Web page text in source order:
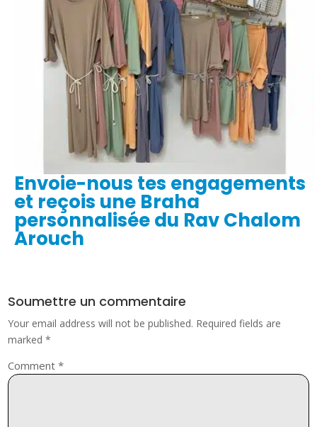
Envoie-nous tes engagements
et reçois une Braha
personnalisée du Rav Chalom
Arouch
Soumettre un commentaire
Your email address will not be published. Required fields are
marked*
Comment*